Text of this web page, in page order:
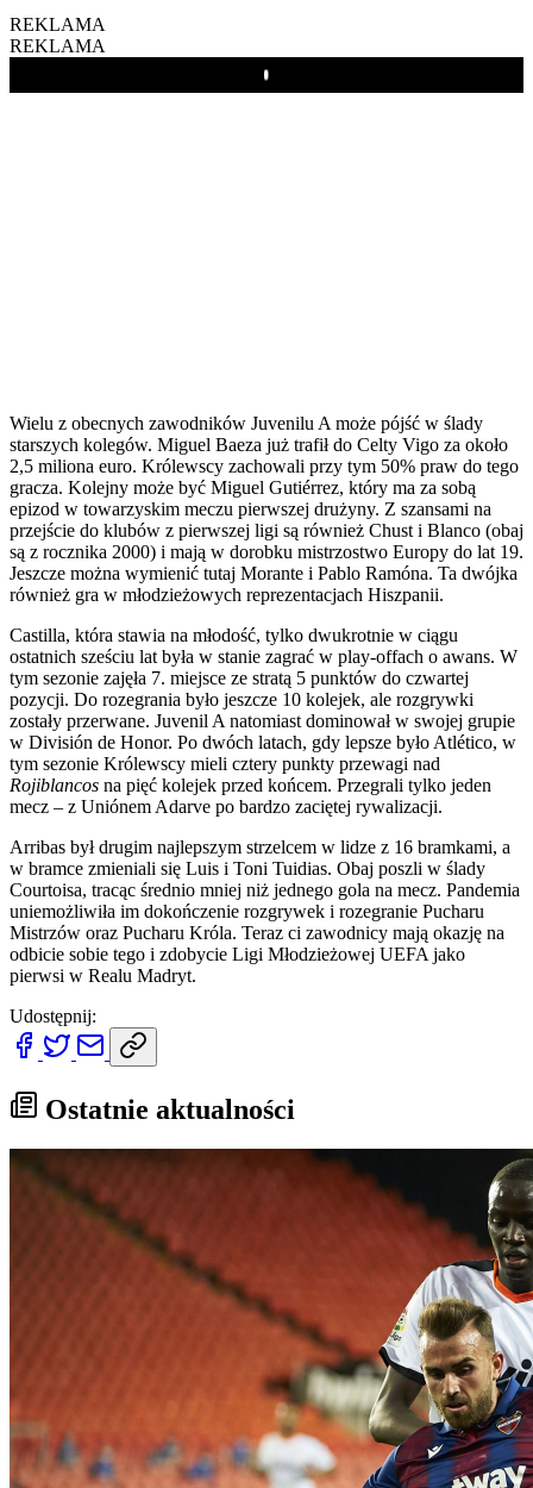
REKLAMA
REKLAMA
Play
Wielu z obecnych zawodników Juvenilu A może pójść w ślady
starszych kolegów. Miguel Baeza już trafił do Celty Vigo za około
2,5 miliona euro. Królewscy zachowali przy tym 50% praw do tego
gracza. Kolejny może być Miguel Gutiérrez, który ma za sobą
epizod w towarzyskim meczu pierwszej drużyny. Z szansami na
przejście do klubów z pierwszej ligi są również Chust i Blanco (obaj
są z rocznika 2000) i mają w dorobku mistrzostwo Europy do lat 19.
Jeszcze można wymienić tutaj Morante i Pablo Ramóna. Ta dwójka
również gra w młodzieżowych reprezentacjach Hiszpanii.
Castilla, która stawia na młodość, tylko dwukrotnie w ciągu
ostatnich sześciu lat była w stanie zagrać w play-offach o awans. W
tym sezonie zajęła 7. miejsce ze stratą 5 punktów do czwartej
pozycji. Do rozegrania było jeszcze 10 kolejek, ale rozgrywki
zostały przerwane. Juvenil A natomiast dominował w swojej grupie
w División de Honor. Po dwóch latach, gdy lepsze było Atlético, w
tym sezonie Królewscy mieli cztery punkty przewagi nad
Rojiblancos na pięć kolejek przed końcem. Przegrali tylko jeden
mecz – z Uniónem Adarve po bardzo zaciętej rywalizacji.
Arribas był drugim najlepszym strzelcem w lidze z 16 bramkami, a
w bramce zmieniali się Luis i Toni Tuidias. Obaj poszli w ślady
Courtoisa, tracąc średnio mniej niż jednego gola na mecz. Pandemia
uniemożliwiła im dokończenie rozgrywek i rozegranie Pucharu
Mistrzów oraz Pucharu Króla. Teraz ci zawodnicy mają okazję na
odbicie sobie tego i zdobycie Ligi Młodzieżowej UEFA jako
pierwsi w Realu Madryt.
Udostępnij:
Ostatnie aktualności